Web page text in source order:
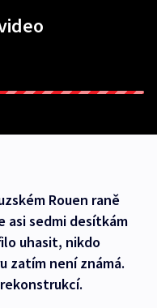
Rouen raně
asi sedmi desítkám
uhasit, nikdo
zatím není známá.